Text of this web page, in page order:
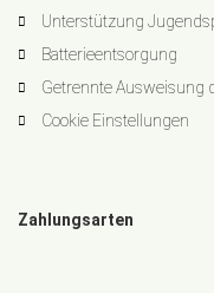
Unterstützung
Batterieentsorgung
Getrennte Ausweisung
Cookie Einstellungen
Zahlungsarten